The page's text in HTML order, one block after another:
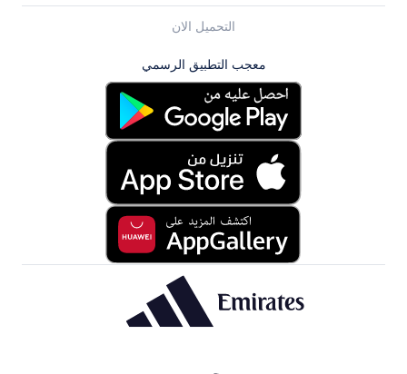
التحميل الان
معجب التطبيق الرسمي